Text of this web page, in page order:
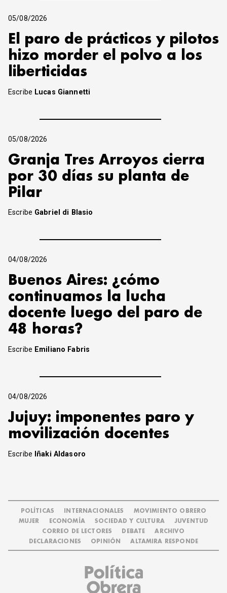
05/08/2026
El paro de prácticos y pilotos
hizo morder el polvo a los
liberticidas
Escribe Lucas Giannetti
05/08/2026
Granja Tres Arroyos cierra
por 30 días su planta de
Pilar
Escribe Gabriel di Blasio
04/08/2026
Buenos Aires: ¿cómo
continuamos la lucha
docente luego del paro de
48 horas?
Escribe Emiliano Fabris
04/08/2026
Jujuy: imponentes paro y
movilización docentes
Escribe Iñaki Aldasoro
POLÍTICAS INTERNACIONALES
MOVIMIENTO OBRERO
MUJER
ECONOMÍA SOCIEDAD Y CULTURA
JUVENTUD
CORREO DE LECTORES
DEBATE
ARCHIVO
DECLARACIONES
OPINIÓN ALTAMIRA RESPONDE